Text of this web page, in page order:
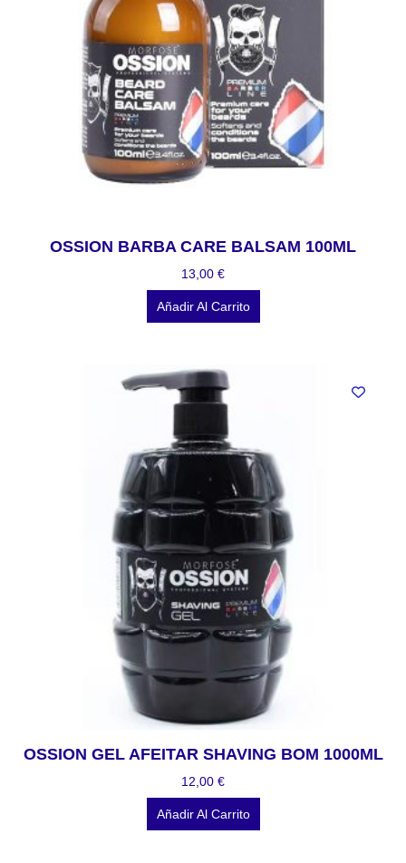
OSSION BARBA CARE BALSAM 100ML
13,00 €
Añadir Al Carrito
OSSION GEL AFEITAR SHAVING BOM 1000ML
12,00 €
Añadir Al Carrito